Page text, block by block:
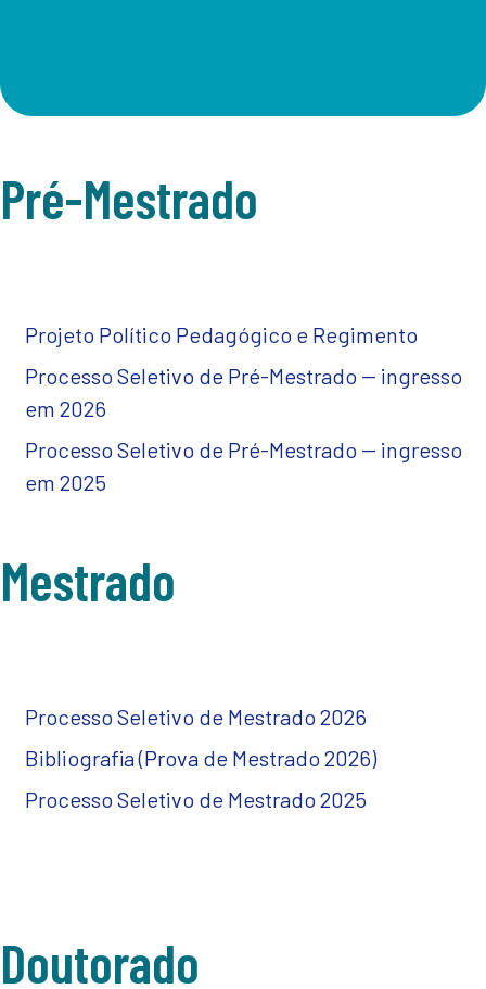
Pré-Mestrado
Projeto Político Pedagógico e Regimento
Processo Seletivo de Pré-Mestrado -- ingresso
em 2026
Processo Seletivo de Pré-Mestrado -- ingresso
em 2025
Mestrado
Processo Seletivo de Mestrado 2026
Bibliografia (Prova de Mestrado 2026)
Processo Seletivo de Mestrado 2025
Doutorado